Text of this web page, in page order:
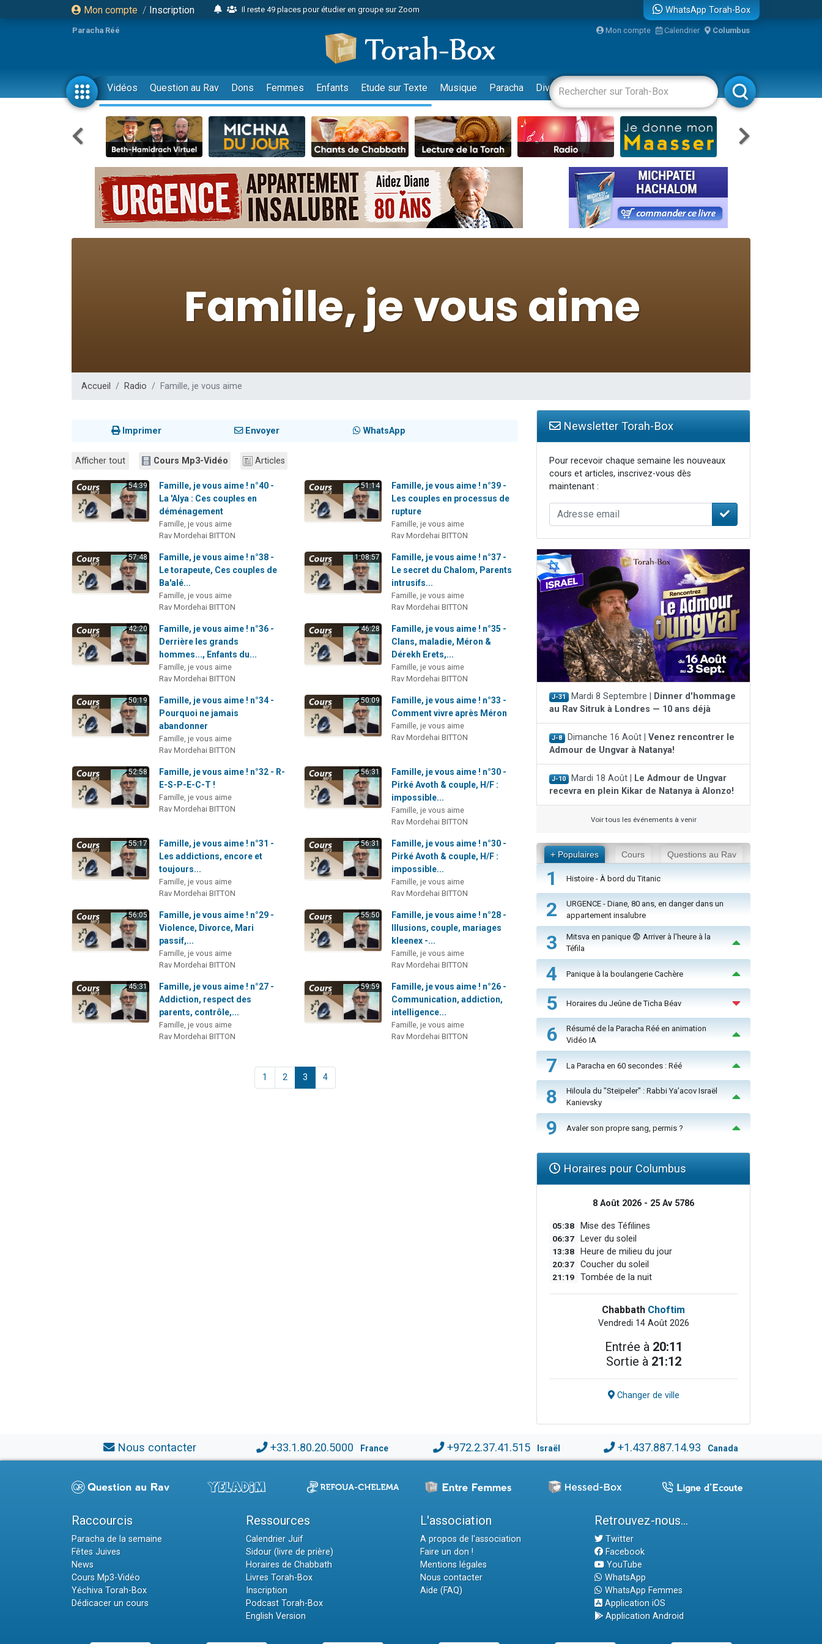
Mon compte / Inscription
Il reste 49 places pour étudier en groupe sur Zoom
2 personnes viennent de nous rejoindre sur WhatsApp
6 personnes viennent de nous rejoindre sur WhatsApp
4 personnes viennent de faire un don pour Reloger Rivka, 6 enfants, victime de violences...
2 personnes viennent de faire un don pour 1 Journée de Vacances Pour les Enfants
17 personnes viennent de demander une bénédiction
4 personnes viennent de nous rejoindre sur WhatsApp
Il reste 49 places pour étudier en groupe sur Zoom
Eva vient de donner son Maasser
4 personnes viennent de nous rejoindre sur WhatsApp
3 personnes viennent de nous rejoindre sur WhatsApp
Odaya vient de donner son Maasser
13 personnes viennent de demander une bénédiction
30 personnes viennent de faire un don pour Sauvez la jambe de Yohan
Il reste 49 places pour étudier en groupe sur Zoom
WhatsApp Torah-Box
Paracha Réé Mon compte Calendrier Columbus
Vidéos Question au Rav Dons Femmes Enfants Etude sur Texte Musique Paracha Divertissements Livres Rabbanim
Accueil Radio Famille, je vous aime
Imprimer Envoyer WhatsApp
Afficher tout Cours Mp3-Vidéo Articles
54:39
Famille, je vous aime ! n°40 -
La 'Alya : Ces couples en
déménagement
Famille, je vous aime
Rav Mordehai BITTON
51:14
Famille, je vous aime ! n°39 -
Les couples en processus de
rupture
Famille, je vous aime
Rav Mordehai BITTON
57:48
Famille, je vous aime ! n°38 -
Le torapeute, Ces couples de
Ba'alé...
Famille, je vous aime
Rav Mordehai BITTON
1:08:57
Famille, je vous aime ! n°37 -
Le secret du Chalom, Parents
intrusifs...
Famille, je vous aime
Rav Mordehai BITTON
42:20
Famille, je vous aime ! n°36 -
Derrière les grands
hommes..., Enfants du...
Famille, je vous aime
Rav Mordehai BITTON
46:28
Famille, je vous aime ! n°35 -
Clans, maladie, Méron &
Dérekh Erets,...
Famille, je vous aime
Rav Mordehai BITTON
50:19
Famille, je vous aime ! n°34 -
Pourquoi ne jamais
abandonner
Famille, je vous aime
Rav Mordehai BITTON
50:09
Famille, je vous aime ! n°33 -
Comment vivre après Méron
Famille, je vous aime
Rav Mordehai BITTON
52:58
Famille, je vous aime ! n°32 - R-
E-S-P-E-C-T !
Famille, je vous aime
Rav Mordehai BITTON
56:31
Famille, je vous aime ! n°30 -
Pirké Avoth & couple, H/F :
impossible...
Famille, je vous aime
Rav Mordehai BITTON
55:17
Famille, je vous aime ! n°31 -
Les addictions, encore et
toujours...
Famille, je vous aime
Rav Mordehai BITTON
56:31
Famille, je vous aime ! n°30 -
Pirké Avoth & couple, H/F :
impossible...
Famille, je vous aime
Rav Mordehai BITTON
56:05
Famille, je vous aime ! n°29 -
Violence, Divorce, Mari
passif,...
Famille, je vous aime
Rav Mordehai BITTON
55:50
Famille, je vous aime ! n°28 -
Illusions, couple, mariages
kleenex -...
Famille, je vous aime
Rav Mordehai BITTON
45:31
Famille, je vous aime ! n°27 -
Addiction, respect des
parents, contrôle,...
Famille, je vous aime
Rav Mordehai BITTON
59:59
Famille, je vous aime ! n°26 -
Communication, addiction,
intelligence...
Famille, je vous aime
Rav Mordehai BITTON
1 2 3 4
Newsletter Torah-Box
Pour recevoir chaque semaine les nouveaux
cours et articles, inscrivez-vous dès
maintenant :
J-31 Mardi 8 Septembre |
Dinner d'hommage
au Rav Sitruk à Londres — 10 ans déjà
J-8 Dimanche 16 Août | Venez rencontrer le
Admour de Ungvar à Natanya!
J-10 Mardi 18 Août |
Le Admour de Ungvar
recevra en plein Kikar de Natanya à Alonzo!
Voir tous les événements à venir
+ Populaires Cours Questions au Rav
1 Histoire - À bord du Titanic
2
URGENCE - Diane, 80 ans, en danger dans un
appartement insalubre
3
Mitsva en panique 😨 Arriver à l'heure à la
Téfila
4 Panique à la boulangerie Cachère
5 Horaires du Jeûne de Ticha Béav
6
Résumé de la Paracha Réé en animation
Vidéo IA
7 La Paracha en 60 secondes : Réé
8
Hiloula du "Steïpeler" : Rabbi Ya’acov Israël
Kanievsky
9 Avaler son propre sang, permis ?
Horaires pour Columbus
8 Août 2026 - 25 Av 5786
05:38 Mise des Téfilines
06:37 Lever du soleil
13:38 Heure de milieu du jour
20:37 Coucher du soleil
21:19 Tombée de la nuit
Chabbath Choftim
Vendredi 14 Août 2026
Entrée à 20:11
Sortie à 21:12
Changer de ville
Nous contacter +33.1.80.20.5000 France +972.2.37.41.515 Israël +1.437.887.14.93 Canada
Raccourcis
Paracha de la semaine
Fêtes Juives
News
Cours Mp3-Vidéo
Yéchiva Torah-Box
Dédicacer un cours
Ressources
Calendrier Juif
Sidour (livre de prière)
Horaires de Chabbath
Livres Torah-Box
Inscription
Podcast Torah-Box
English Version
L'association
A propos de l'association
Faire un don !
Mentions légales
Nous contacter
Aide (FAQ)
Retrouvez-nous...
Twitter
Facebook
YouTube
WhatsApp
WhatsApp Femmes
Application iOS
Application Android